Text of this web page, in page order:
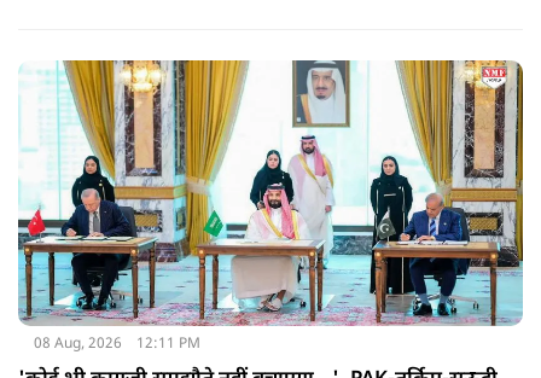
08 Aug, 2026 12:11 PM